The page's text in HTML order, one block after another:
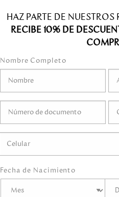
HAZ PARTE DE
RECIBE 10% DE
Nombre Completo
Fecha de Nacimiento